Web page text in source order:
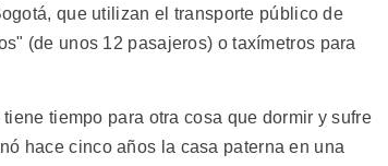
que utilizan el transporte público de
(de unos 12 pasajeros) o taxímetros para
tiempo para otra cosa que dormir y sufre
hace cinco años la casa paterna en una